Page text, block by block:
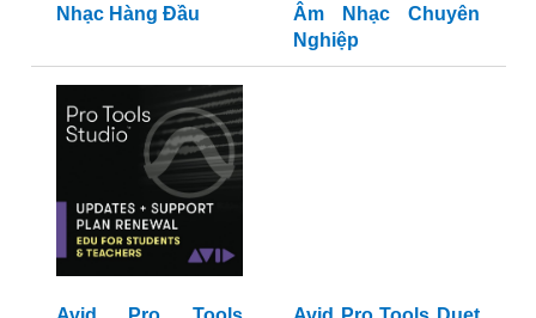
Nhạc Hàng Đầu
Âm Nhạc Chuyên
Nghiệp